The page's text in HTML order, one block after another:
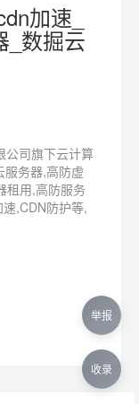
加速_
_数掘云
公司旗下云计算
服务器,高防虚
租用,高防服务
,CDN防护等,
举报
收录